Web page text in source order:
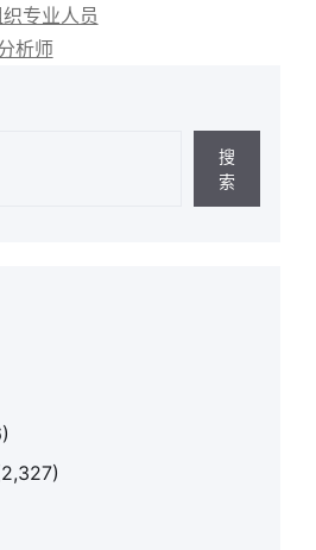
专业人员
析师
搜
索